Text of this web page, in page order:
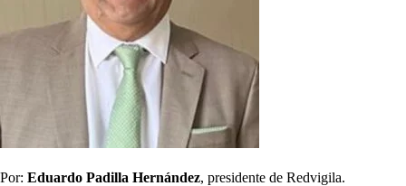
Por: Eduardo Padilla Hernández, presidente de Redvigila.